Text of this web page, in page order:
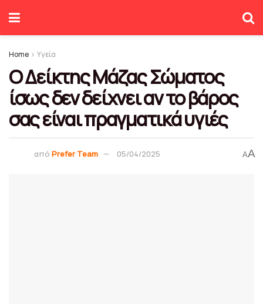
Home Υγεία
Ο Δείκτης Μάζας Σώματος
ίσως δεν δείχνει αν το βάρος
σας είναι πραγματικά υγιές
από Prefer Team 05/04/2025 AA